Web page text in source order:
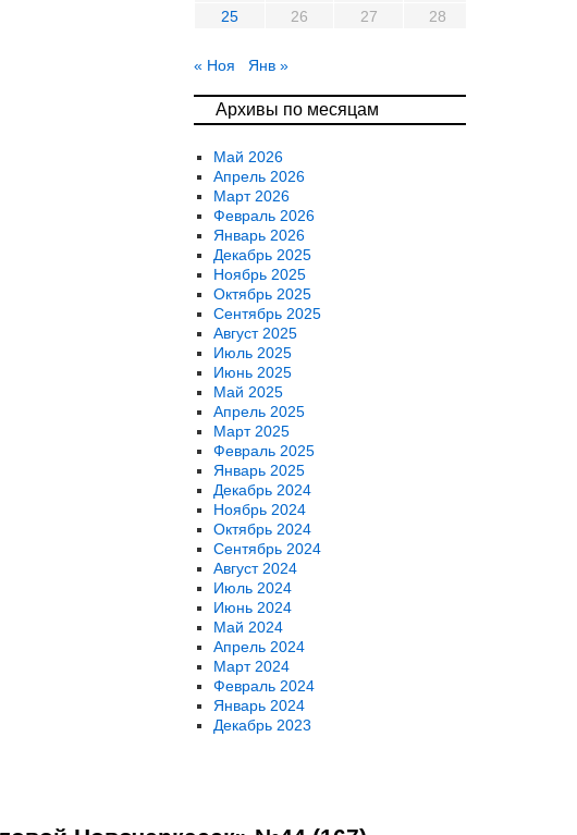
25
26 27 28
« Ноя Янв »
Архивы по месяцам
Май 2026
Апрель 2026
Март 2026
Февраль 2026
Январь 2026
Декабрь 2025
Ноябрь 2025
Октябрь 2025
Сентябрь 2025
Август 2025
Июль 2025
Июнь 2025
Май 2025
Апрель 2025
Март 2025
Февраль 2025
Январь 2025
Декабрь 2024
Ноябрь 2024
Октябрь 2024
Сентябрь 2024
Август 2024
Июль 2024
Июнь 2024
Май 2024
Апрель 2024
Март 2024
Февраль 2024
Январь 2024
Декабрь 2023